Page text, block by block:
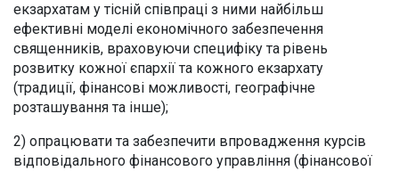
екзархатам у тісній співпраці з ними найбільш
ефективні моделі економічного забезпечення
священників, враховуючи специфіку та рівень
розвитку кожної єпархії та кожного екзархату
(традиції, фінансові можливості, географічне
розташування та інше);
2) опрацювати та забезпечити впровадження курсів
відповідального фінансового управління (фінансової